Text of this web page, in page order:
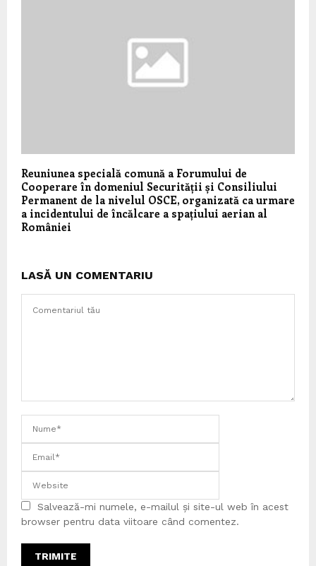
Reuniunea specială comună a Forumului de
Cooperare în domeniul Securității și Consiliului
Permanent de la nivelul OSCE, organizată ca urmare
a incidentului de încălcare a spațiului aerian al
României
LASĂ UN COMENTARIU
Salvează-mi numele, e-mailul și site-ul web în acest
browser pentru data viitoare când comentez.